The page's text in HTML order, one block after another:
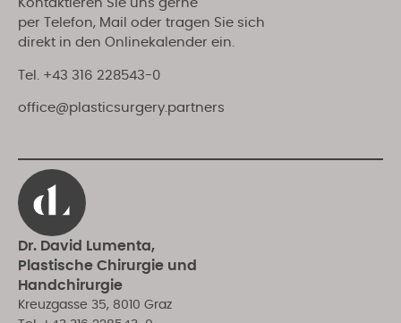
Dr. David Lumenta,
Plastische Chirurgie und
Handchirurgie
Kreuzgasse 35, 8010 Graz
Kontaktieren Sie uns gerne
per Telefon, Mail oder tragen Sie sich
direkt in den Onlinekalender ein.
Tel. +43 316 228543-0
office@plasticsurgery.partners